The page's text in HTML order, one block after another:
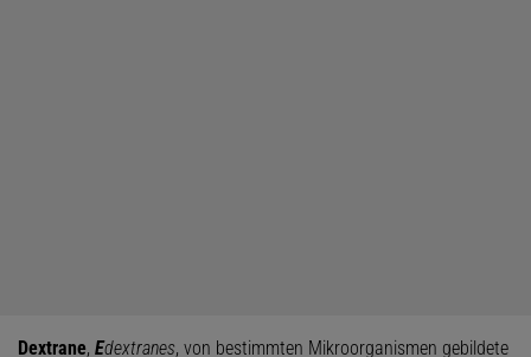
Dextrane, Edextranes, von bestimmten Mikroorganismen gebildete